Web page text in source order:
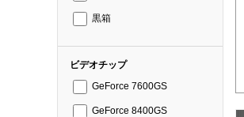
黒箱
ビデオチップ
GeForce 7600GS
GeForce 8400GS